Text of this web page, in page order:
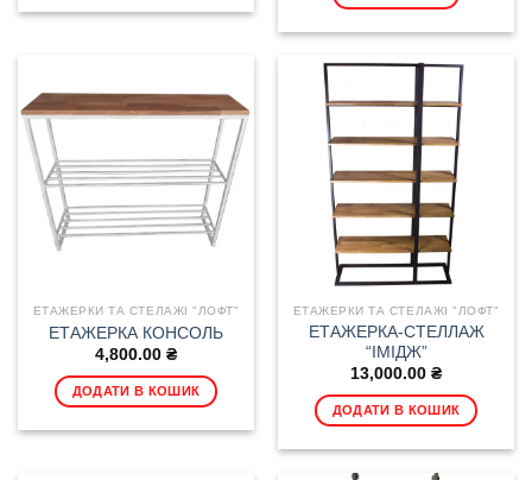
ЕТАЖЕРКИ ТА СТЕЛАЖІ "ЛОФТ"
ЕТАЖЕРКА КОНСОЛЬ
4,800.00 ₴
ДОДАТИ В КОШИК
ЕТАЖЕРКИ ТА СТЕЛАЖІ "ЛОФТ"
ЕТАЖЕРКА-СТЕЛЛАЖ
“ІМІДЖ”
13,000.00 ₴
ДОДАТИ В КОШИК